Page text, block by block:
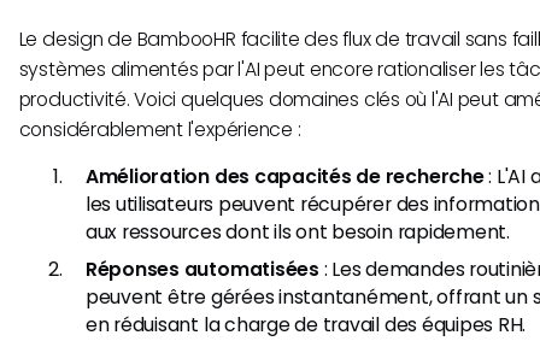
Le design de BambooHR facilite des flux de travail sans
systèmes alimentés par l'AI peut encore rationaliser les
productivité. Voici quelques domaines clés où l'AI peut
considérablement l'expérience :
Amélioration des capacités de recherche: L'AI
les utilisateurs peuvent récupérer des
aux ressources dont ils ont besoin rapidement.
Réponses automatisées : Les demandes
peuvent être gérées instantanément, offrant un
en réduisant la charge de travail des équipes RH.